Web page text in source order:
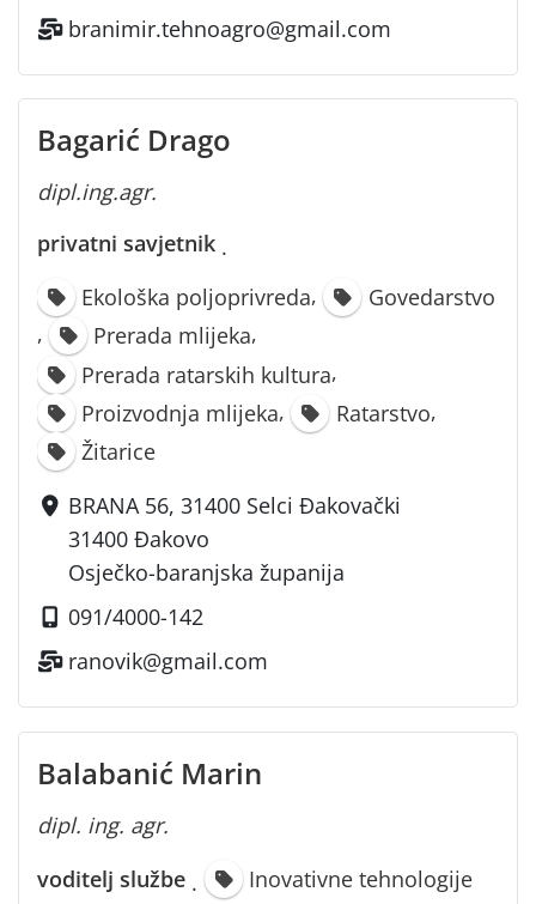
branimir.tehnoagro@gmail.com
Bagarić Drago
dipl.ing.agr.
privatni savjetnik ·
Ekološka poljoprivreda,
Govedarstvo
,
Prerada mlijeka,
Prerada ratarskih kultura,
Proizvodnja mlijeka, Ratarstvo,
Žitarice
BRANA 56, 31400 Selci Đakovački
31400 Đakovo
Osječko-baranjska županija
091/4000-142
ranovik@gmail.com
Balabanić Marin
dipl. ing. agr.
voditelj službe ·
Inovativne tehnologije